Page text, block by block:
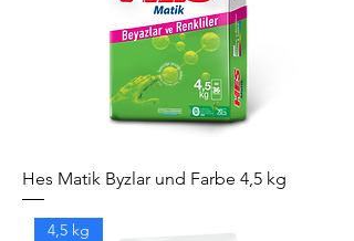
Hes Matik Byzlar und Farbe 4,5 kg
4,5 kg